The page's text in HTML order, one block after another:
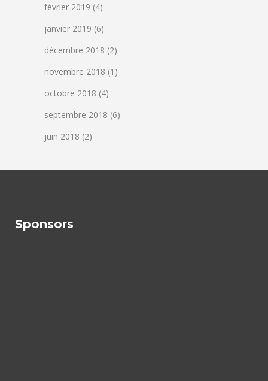
février 2019 (4)
janvier 2019 (6)
décembre 2018 (2)
novembre 2018 (1)
octobre 2018 (4)
septembre 2018 (6)
juin 2018 (2)
Sponsors